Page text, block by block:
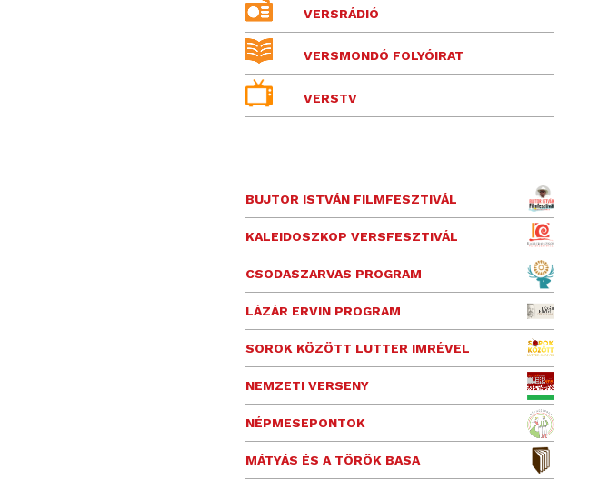
VERSRÁDIÓ
VERSMONDÓ FOLYÓIRAT
VERSTV
BUJTOR ISTVÁN FILMFESZTIVÁL
KALEIDOSZKOP VERSFESZTIVÁL
CSODASZARVAS PROGRAM
LÁZÁR ERVIN PROGRAM
SOROK KÖZÖTT LUTTER IMRÉVEL
NEMZETI VERSENY
NÉPMESEPONTOK
MÁTYÁS ÉS A TÖRÖK BASA